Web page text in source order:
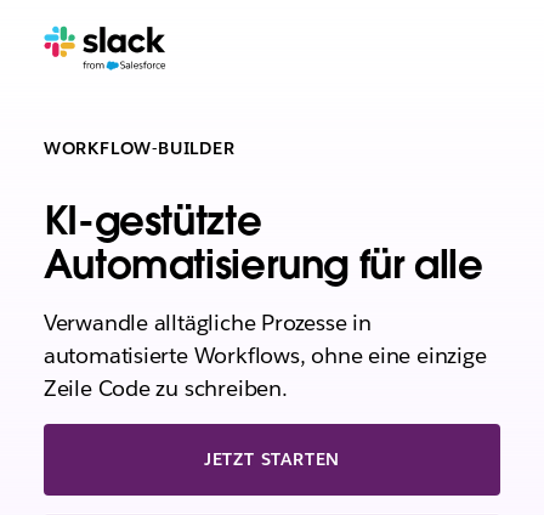
WORKFLOW-BUILDER
KI-gestützte
Automatisierung für alle
Verwandle alltägliche Prozesse in
automatisierte Workflows, ohne eine einzige
Zeile Code zu schreiben.
JETZT STARTEN